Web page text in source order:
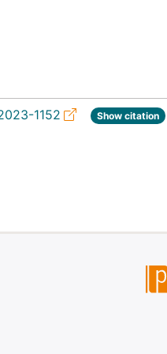
1152 Show citation